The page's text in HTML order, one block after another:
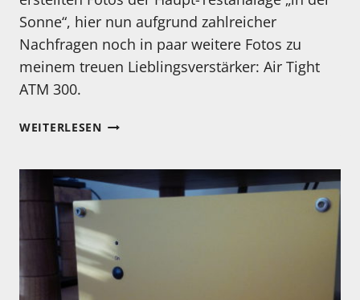
Sonne“, hier nun aufgrund zahlreicher
Nachfragen noch in paar weitere Fotos zu
meinem treuen Lieblingsverstärker: Air Tight
ATM 300.
WEITERLESENDIE
ATM
300
EIN
PAAR
BILDER…